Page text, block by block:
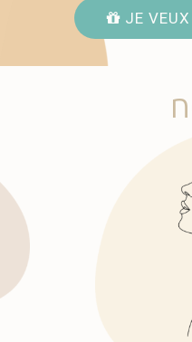
JE